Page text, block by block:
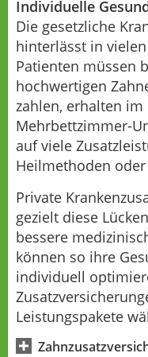
Individuelle
Die gesetzliche
hinterlässt in
Patienten müssen
hochwertigen
zahlen, erhalten
Mehrbettzimmer-
auf viele
Heilmethoden
Private
gezielt diese
bessere
können so ihre
individuell
Leistungspakete